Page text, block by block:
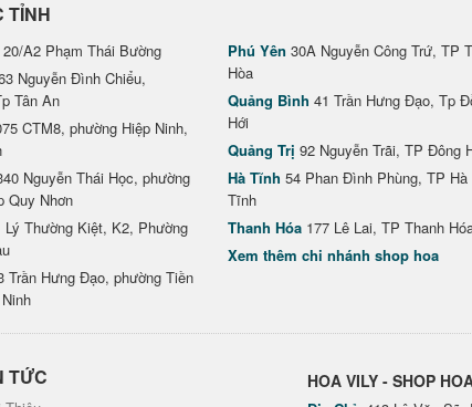
TỈNH
20/A2 Phạm Thái Bường
Nguyễn Đình Chiểu,
Tân An
CTM8, phường Hiệp Ninh,
Nguyễn Thái Học, phường
Quy Nhơn
Lý Thường Kiệt, K2, Phường
Trần Hưng Đạo, phường Tiền
Phú Yên 30A Nguyễn Công Trứ, TP
Hòa
Quảng Bình 41 Trần Hưng Đạo, Tp
Hới
Quảng Trị 92 Nguyễn Trãi, TP Đông
Hà Tĩnh 54 Phan Đình Phùng, TP Hà
Tĩnh
Thanh Hóa 177 Lê Lai, TP Thanh
Xem thêm chi nhánh shop hoa
TỨC HOA VILY - SHOP